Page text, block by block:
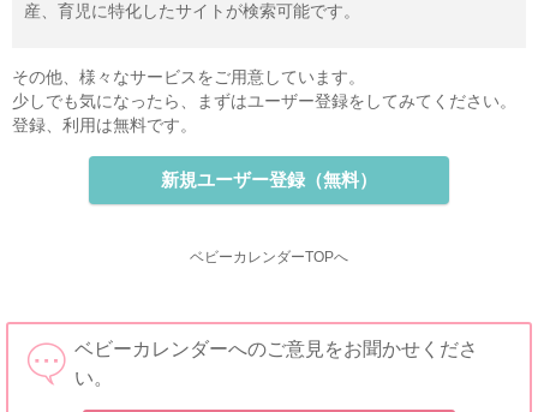
産、育児に特化したサイトが検索可能です。
その他、様々なサービスをご用意しています。
少しでも気になったら、まずはユーザー登録をしてみてください。
登録、利用は無料です。
新規ユーザー登録（無料）
ベビーカレンダーTOPへ
ベビーカレンダーへのご意見をお聞かせくださ
い。